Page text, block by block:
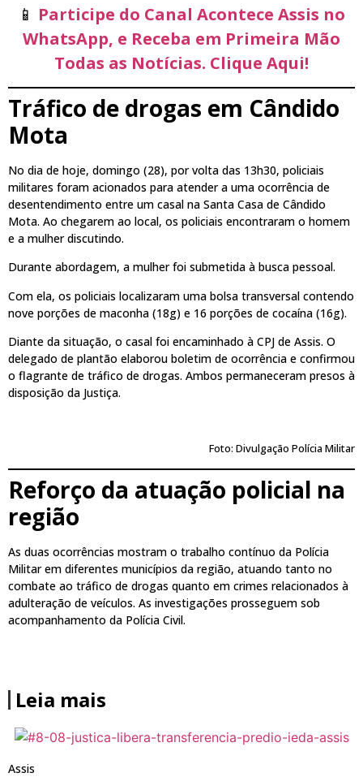
📱 Participe do Canal Acontece Assis no
WhatsApp, e Receba em Primeira Mão
Todas as Notícias. Clique Aqui!
Tráfico de drogas em Cândido
Mota
No dia de hoje, domingo (28), por volta das 13h30, policiais
militares foram acionados para atender a uma ocorrência de
desentendimento entre um casal na Santa Casa de Cândido
Mota. Ao chegarem ao local, os policiais encontraram o homem
e a mulher discutindo.
Durante abordagem, a mulher foi submetida à busca pessoal.
Com ela, os policiais localizaram uma bolsa transversal contendo
nove porções de maconha (18g) e 16 porções de cocaína (16g).
Diante da situação, o casal foi encaminhado à CPJ de Assis. O
delegado de plantão elaborou boletim de ocorrência e confirmou
o flagrante de tráfico de drogas. Ambos permaneceram presos à
disposição da Justiça.
Foto: Divulgação Polícia Militar
Reforço da atuação policial na
região
As duas ocorrências mostram o trabalho contínuo da Polícia
Militar em diferentes municípios da região, atuando tanto no
combate ao tráfico de drogas quanto em crimes relacionados à
adulteração de veículos. As investigações prosseguem sob
acompanhamento da Polícia Civil.
Leia mais
Assis